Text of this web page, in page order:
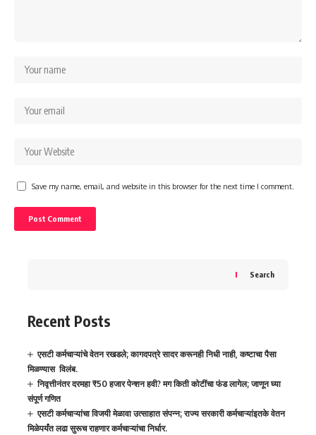
Save my name, email, and website in this browser for the next time I comment.
Search
Recent Posts
एसटी कर्मचाऱ्यांचे वेतन रखडले; कागदपत्रे सादर करूनही निधी नाही, कष्टाचा पैसा
मिळण्यास विलंब.
निवृत्तीनंतर दरमहा ₹50 हजार पेन्शन हवी? मग किती कोटींचा फंड लागेल; जाणून घ्या
संपूर्ण गणित
एसटी कर्मचाऱ्यांचा विजयी मेळावा उत्साहात संपन्न; राज्य सरकारी कर्मचाऱ्यांइतके वेतन
मिळेपर्यंत लढा सुरूच राहणार कर्मचाऱ्यांचा निर्धार.